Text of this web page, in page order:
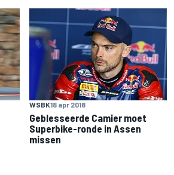
WSBK18 apr 2018
Geblesseerde Camier moet
Superbike-ronde in Assen
missen